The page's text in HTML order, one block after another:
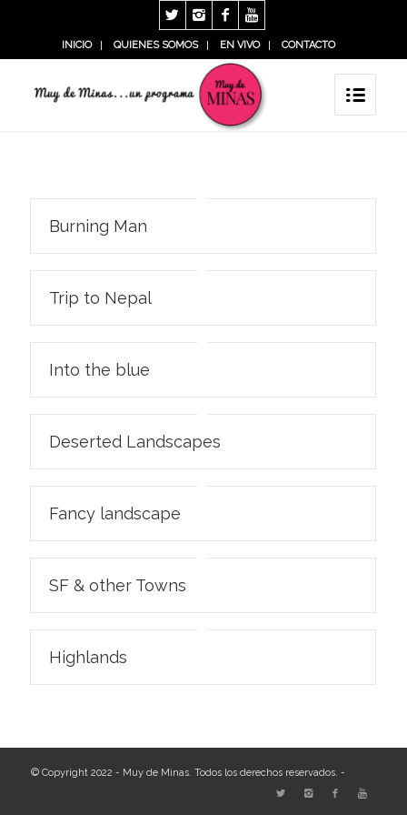
INICIO QUIENES SOMOS EN VIVO CONTACTO
Burning Man
Trip to Nepal
Into the blue
Deserted Landscapes
Fancy landscape
SF & other Towns
Highlands
© Copyright 2022 - Muy de Minas. Todos los derechos reservados. -